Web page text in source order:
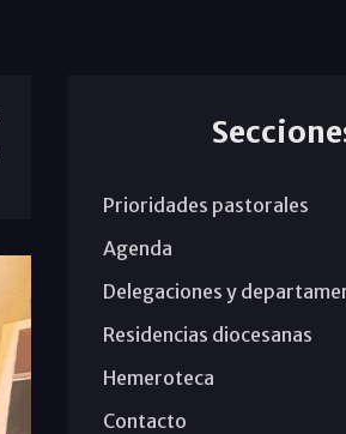
Prioridades pastorales
Agenda
Delegaciones y
Residencias diocesanas
Hemeroteca
Contacto